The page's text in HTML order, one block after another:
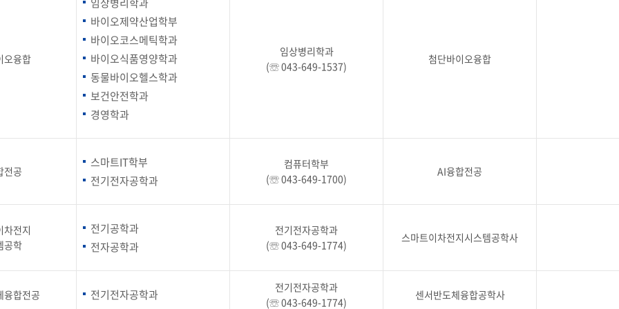
오융합
바이오제약산업학부
바이오코스메틱학과
바이오식품영양학과
동물바이오헬스학과
보건안전학과
경영학과
임상병리학과
(☏ 043-649-1537)
첨단바이오융합
전공
스마트IT학부
전기전자공학과
컴퓨터학부
(☏ 043-649-1700)
AI융합전공
차전지
공학
전기공학과
전자공학과
전기전자공학과
(☏ 043-649-1774)
스마트이차전지시스템공학사
융합전공 전기전자공학과
전기전자공학과
(☏ 043-649-1774)
센서반도체융합공학사